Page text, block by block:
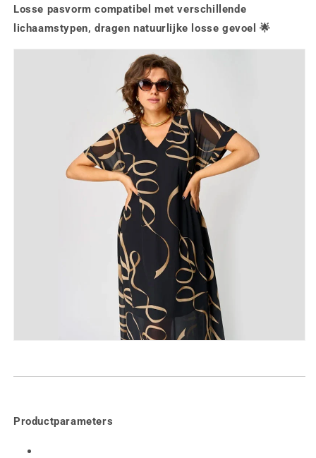
Losse pasvorm compatibel met verschillende
lichaamstypen, dragen natuurlijke losse gevoel 🌟
Productparameters